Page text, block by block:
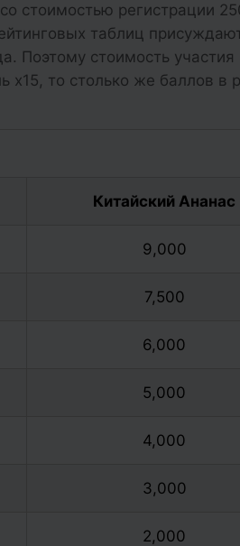
стоимостью регистрации
таблиц
Поэтому стоимость участия
то столько же баллов в
Китайский Ананас
9,000
7,500
6,000
5,000
4,000
3,000
2,000